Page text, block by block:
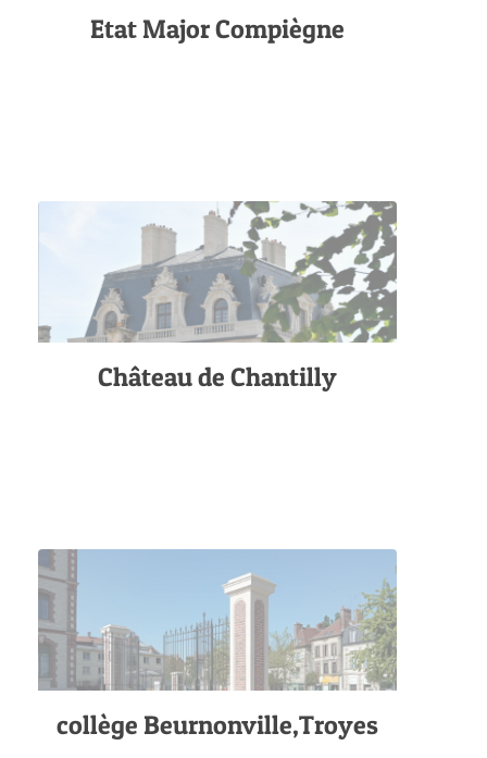
Etat Major Compiègne
Château de Chantilly
collège Beurnonville,Troyes